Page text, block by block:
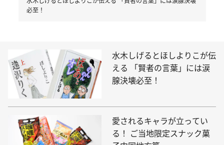
必至！
水木しげるとほしよりこが伝
える 「賢者の言葉」には涙
腺決壊必至！
愛されるキャラが立ってい
る！ ご当地限定スナック菓